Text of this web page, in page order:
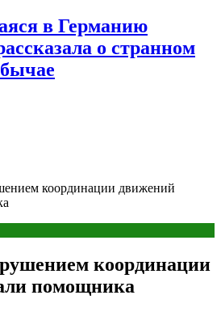
в Германию
о странном
координации движений
координации
помощника